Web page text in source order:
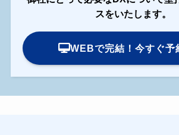
スをいたします。
WEBで完結！今すぐ予